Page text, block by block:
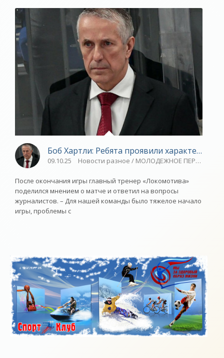
Боб Хартли: Ребята проявили характер -
09.10.25 Новости разное / МОЛОДЕЖНОЕ
После окончания игры главный тренер «Локомотива»
поделился мнением о матче и ответил на вопросы
журналистов. – Для нашей команды было тяжелое начало
игры, проблемы с